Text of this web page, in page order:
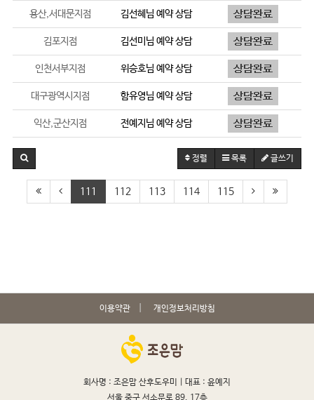
용산,서대문지점 김선혜 님 예약 상담
김포지점 김선미 님 예약 상담
인천서부지점 위승호님 예약 상담
대구광역시지점 함유영님 예약 상담
익산,군산지점 전예지 님 예약 상담
정렬 목록 글쓰기
111 112 113 114 115
이용약관 개인정보처리방침
회사명 : 조은맘 산후도우미 | 대표 : 윤예지
서울 중구 서소문로 89, 17층